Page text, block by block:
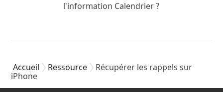
l'information Calendrier ?
Accueil Ressource
Récupérer les rappels sur
iPhone